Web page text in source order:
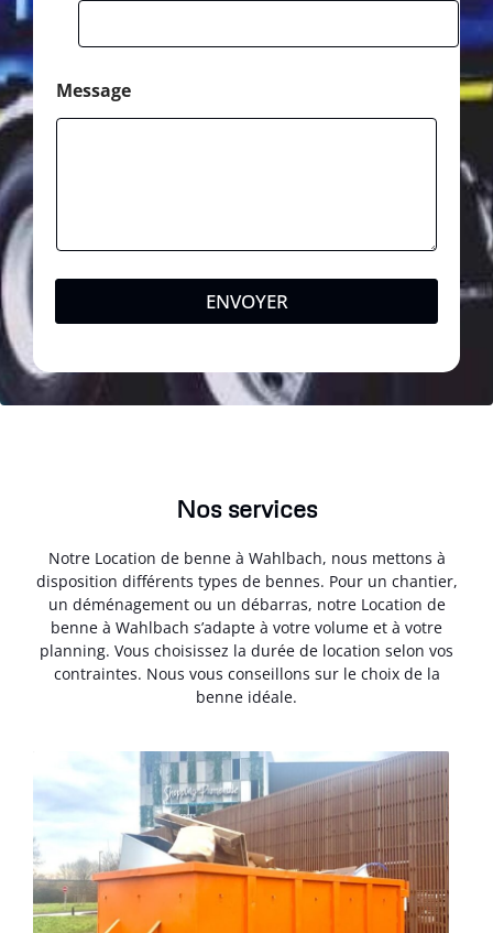
Message
ENVOYER
Nos services
Notre Location de benne à Wahlbach, nous mettons à
disposition différents types de bennes. Pour un chantier,
un déménagement ou un débarras, notre Location de
benne à Wahlbach s’adapte à votre volume et à votre
planning. Vous choisissez la durée de location selon vos
contraintes. Nous vous conseillons sur le choix de la
benne idéale.